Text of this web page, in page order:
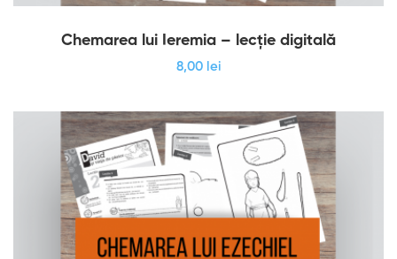
Chemarea lui Ieremia – lecție digitală
8,00 lei